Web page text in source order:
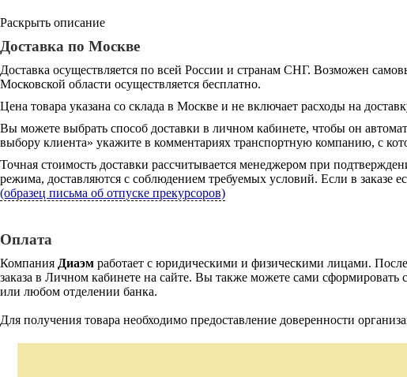
Раскрыть описание
Доставка по Москве
Доставка осуществляется по всей России и странам СНГ. Возможен
Московской области осуществляется бесплатно.
Цена товара указана со склада в Москве и не включает расходы на
Вы можете выбрать способ доставки в личном кабинете, чтобы он
выбору клиента» укажите в комментариях транспортную компанию, с
Точная стоимость доставки рассчитывается менеджером при
режима, доставляются с соблюдением требуемых условий. Если в заказе
(образец письма об отпуске прекурсоров)
Оплата
Компания Диаэм работает с юридическими и физическими лицами.
заказа в Личном кабинете на сайте. Вы также можете сами сформировать
или любом отделении банка.
Для получения товара необходимо предоставление доверенности